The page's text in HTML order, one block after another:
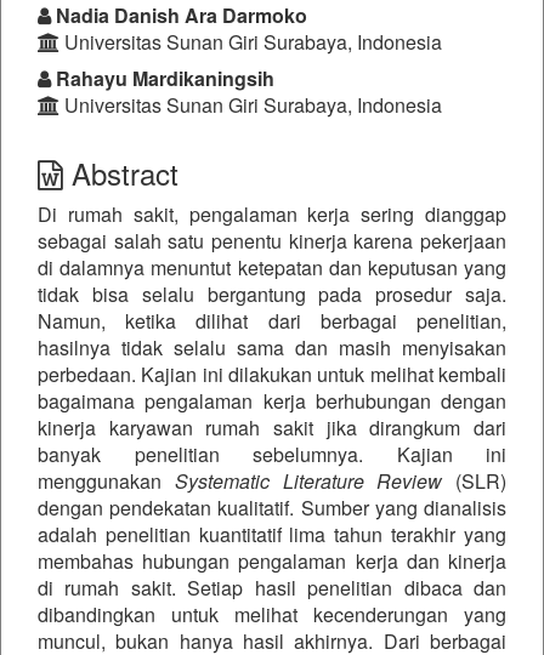
Nadia Danish Ara Darmoko
Universitas Sunan Giri Surabaya, Indonesia
Rahayu Mardikaningsih
Universitas Sunan Giri Surabaya, Indonesia
Abstract
Di rumah sakit, pengalaman kerja sering dianggap
sebagai salah satu penentu kinerja karena pekerjaan
di dalamnya menuntut ketepatan dan keputusan yang
tidak bisa selalu bergantung pada prosedur saja.
Namun, ketika dilihat dari berbagai penelitian,
hasilnya tidak selalu sama dan masih menyisakan
perbedaan. Kajian ini dilakukan untuk melihat kembali
bagaimana pengalaman kerja berhubungan dengan
kinerja karyawan rumah sakit jika dirangkum dari
banyak penelitian sebelumnya. Kajian ini
menggunakan Systematic Literature Review (SLR)
dengan pendekatan kualitatif. Sumber yang dianalisis
adalah penelitian kuantitatif lima tahun terakhir yang
membahas hubungan pengalaman kerja dan kinerja
di rumah sakit. Setiap hasil penelitian dibaca dan
dibandingkan untuk melihat kecenderungan yang
muncul, bukan hanya hasil akhirnya. Dari berbagai